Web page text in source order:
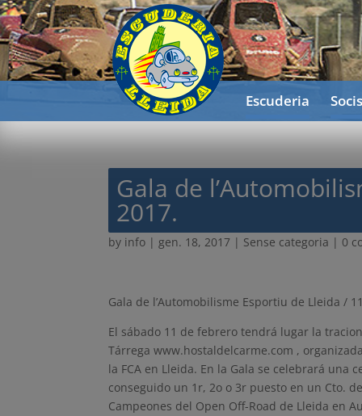
Escuderia
Gala de
2017.
by info |gen. 18, 2017 | Sense categoria | 0
Gala de l’Automobilisme Esportiu de Lleida /
El sábado 11 de febrero tendrá lugar la
Tárrega www.hostaldelcarme.com ,
la FCA en Lleida. En la Gala se celebrará
conseguido un 1r, 2o o 3r puesto en un Cto.
Campeones del Open Off-Road de Lleida en